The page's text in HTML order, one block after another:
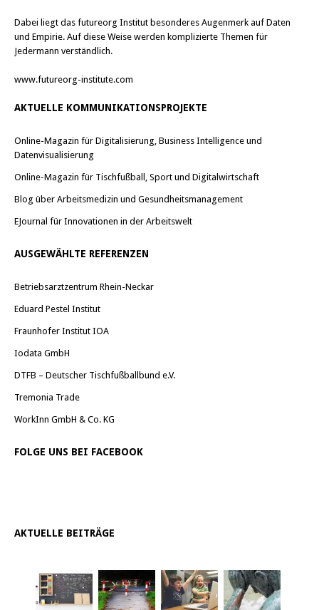
Dabei liegt das futureorg Institut besonderes Augenmerk auf Daten
und Empirie. Auf diese Weise werden komplizierte Themen für
Jedermann verständlich.
www.futureorg-institute.com
AKTUELLE KOMMUNIKATIONSPROJEKTE
Online-Magazin für Digitalisierung, Business Intelligence und
Datenvisualisierung
Online-Magazin für Tischfußball, Sport und Digitalwirtschaft
Blog über Arbeitsmedizin und Gesundheitsmanagement
EJournal für Innovationen in der Arbeitswelt
AUSGEWÄHLTE REFERENZEN
Betriebsarztzentrum Rhein-Neckar
Eduard Pestel Institut
Fraunhofer Institut IOA
Iodata GmbH
DTFB – Deutscher Tischfußballbund e.V.
Tremonia Trade
WorkInn GmbH & Co. KG
FOLGE UNS BEI FACEBOOK
AKTUELLE BEITRÄGE